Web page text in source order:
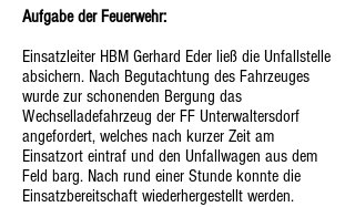
Aufgabe der Feuerwehr:
Einsatzleiter HBM Gerhard Eder ließ die Unfallstelle
absichern. Nach Begutachtung des Fahrzeuges
wurde zur schonenden Bergung das
Wechselladefahrzeug der FF Unterwaltersdorf
angefordert, welches nach kurzer Zeit am
Einsatzort eintraf und den Unfallwagen aus dem
Feld barg. Nach rund einer Stunde konnte die
Einsatzbereitschaft wiederhergestellt werden.